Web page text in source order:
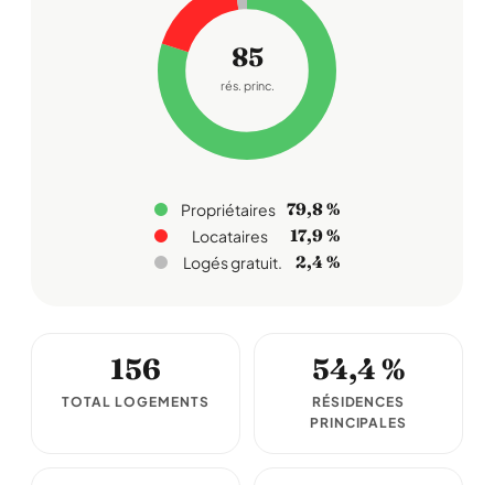
85
rés. princ.
Propriétaires 79,8 %
Locataires 17,9 %
Logés gratuit. 2,4 %
156
TOTAL LOGEMENTS
54,4 %
RÉSIDENCES
PRINCIPALES